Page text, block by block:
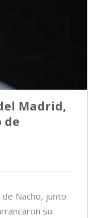
Madrid,
de
Nacho, junto
su